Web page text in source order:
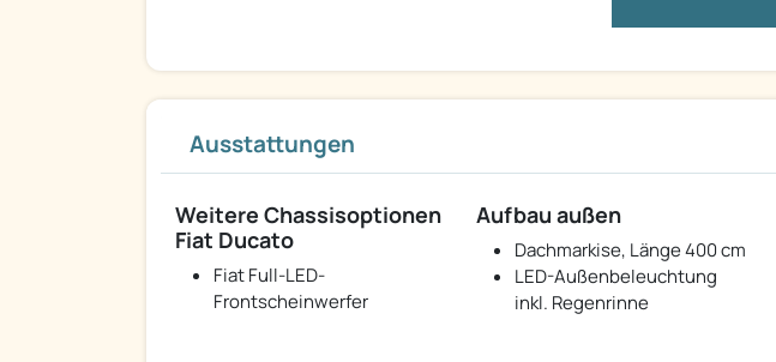
Ausstattungen
Weitere Chassisoptionen
Fiat Ducato
Fiat Full-LED-
Frontscheinwerfer
Aufbau außen
Dachmarkise, Länge 400 cm
LED-Außenbeleuchtung
inkl. Regenrinne